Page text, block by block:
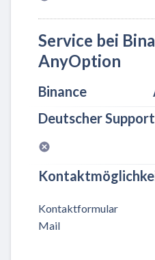
Service bei
AnyOption
Binance
Deutscher Support
Kontaktformular
Mail